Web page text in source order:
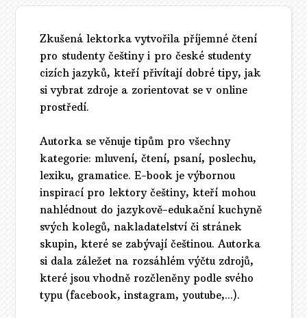
Zkušená lektorka vytvořila příjemné čtení
pro studenty češtiny i pro české studenty
cizích jazyků, kteří přivítají dobré tipy, jak
si vybrat zdroje a zorientovat se v online
prostředí.
Autorka se věnuje tipům pro všechny
kategorie: mluvení, čtení, psaní, poslechu,
lexiku, gramatice. E-book je výbornou
inspirací pro lektory češtiny, kteří mohou
nahlédnout do jazykově-edukační kuchyně
svých kolegů, nakladatelství či stránek
skupin, které se zabývají češtinou. Autorka
si dala záležet na rozsáhlém výčtu zdrojů,
které jsou vhodně rozčleněny podle svého
typu (facebook, instagram, youtube,...).